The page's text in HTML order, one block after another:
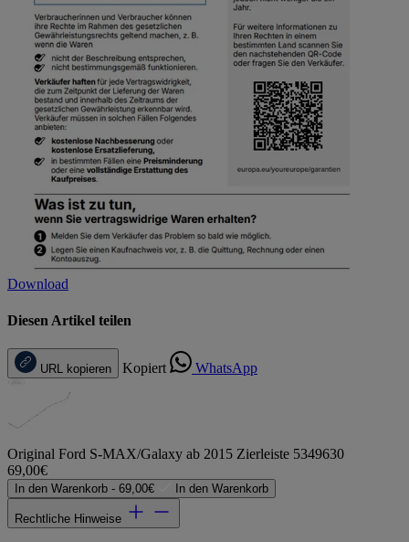
Download
Diesen Artikel teilen
URL kopieren Kopiert WhatsApp
Original Ford S-MAX/Galaxy ab 2015 Zierleiste 5349630
69,00€
In den Warenkorb - 69,00€ In den Warenkorb
Rechtliche Hinweise